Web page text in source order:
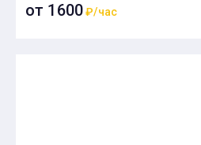
от 1600₽/час